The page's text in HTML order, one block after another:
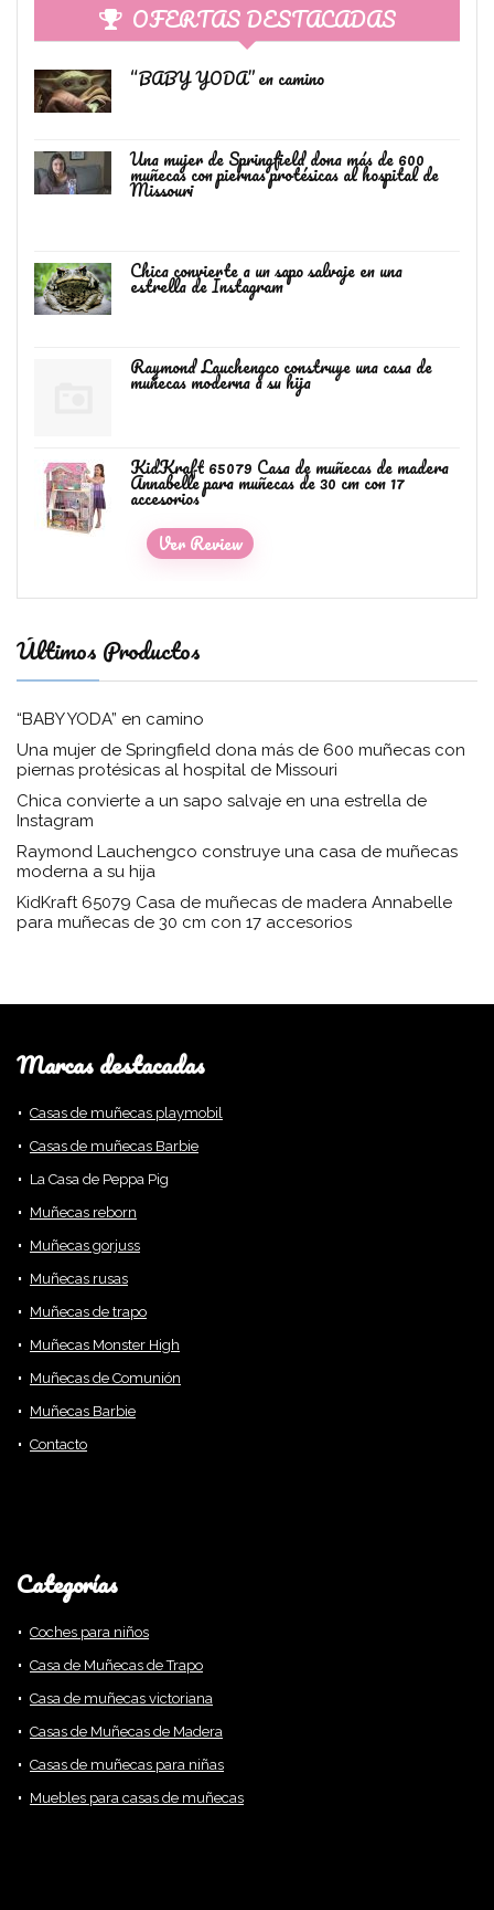
OFERTAS DESTACADAS
“BABY YODA” en camino
Una mujer de Springfield dona más de 600
muñecas con piernas protésicas al hospital de
Missouri
Chica convierte a un sapo salvaje en una
estrella de Instagram
Raymond Lauchengco construye una casa de
muñecas moderna a su hija
KidKraft 65079 Casa de muñecas de madera
Annabelle para muñecas de 30 cm con 17
accesorios
Ver Review
Últimos Productos
“BABY YODA” en camino
Una mujer de Springfield dona más de 600 muñecas con
piernas protésicas al hospital de Missouri
Chica convierte a un sapo salvaje en una estrella de
Instagram
Raymond Lauchengco construye una casa de muñecas
moderna a su hija
KidKraft 65079 Casa de muñecas de madera Annabelle
para muñecas de 30 cm con 17 accesorios
Marcas destacadas
Casas de muñecas playmobil
Casas de muñecas Barbie
La Casa de Peppa Pig
Muñecas reborn
Muñecas gorjuss
Muñecas rusas
Muñecas de trapo
Muñecas Monster High
Muñecas de Comunión
Muñecas Barbie
Contacto
Categorías
Coches para niños
Casa de Muñecas de Trapo
Casa de muñecas victoriana
Casas de Muñecas de Madera
Casas de muñecas para niñas
Muebles para casas de muñecas